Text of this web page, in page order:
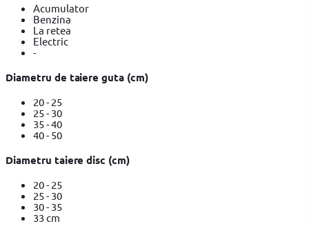
Acumulator
Benzina
La retea
Electric
-
Diametru de taiere guta (cm)
20 - 25
25 - 30
35 - 40
40 - 50
Diametru taiere disc (cm)
20 - 25
25 - 30
30 - 35
33 cm